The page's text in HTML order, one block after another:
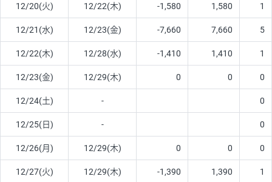
12/20(火) 12/22(木) -1,580 1,580 1
12/21(水) 12/23(金) -7,660 7,660 5
12/22(木) 12/28(水) -1,410 1,410 1
12/23(金) 12/29(木) 0 0 0
12/24(土) - 0
12/25(日) - 0
12/26(月) 12/29(木) 0 0 0
12/27(火) 12/29(木) -1,390 1,390 1